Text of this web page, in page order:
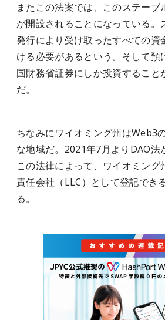
またこの法案では、このステーブ
が開設されることになっている。
発行により受け取ったすべての資
ける必要があるという。そして預
国財務省証券にしか投資すること
だ。
ちなみにワイオミング州はWeb3
な地域だ。2021年7月よりDAO法
この法律によって、ワイオミング
責任会社（LLC）として登記でき
る。